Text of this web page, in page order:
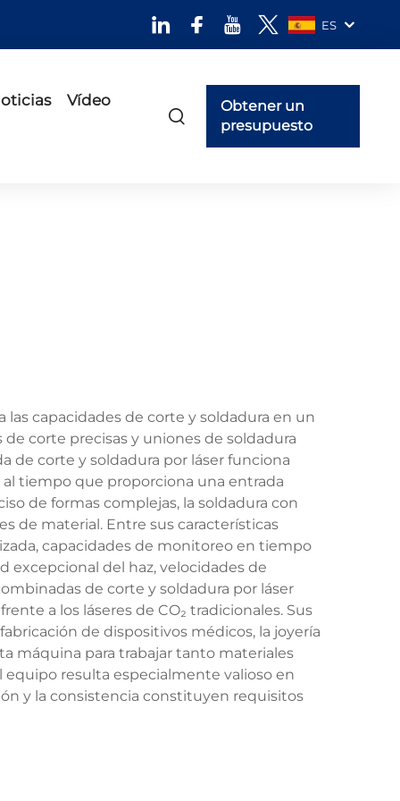
ES
Vídeo
Obtener un
presupuesto
capacidades de corte y soldadura en un
corte precisas y uniones de soldadura
de corte y soldadura por láser funciona
tiempo que proporciona una entrada
de formas complejas, la soldadura con
de material. Entre sus características
capacidades de monitoreo en tiempo
excepcional del haz, velocidades de
de corte y soldadura por láser
a los láseres de CO₂ tradicionales. Sus
de dispositivos médicos, la joyería
máquina para trabajar tanto materiales
equipo resulta especialmente valioso en
y la consistencia constituyen requisitos